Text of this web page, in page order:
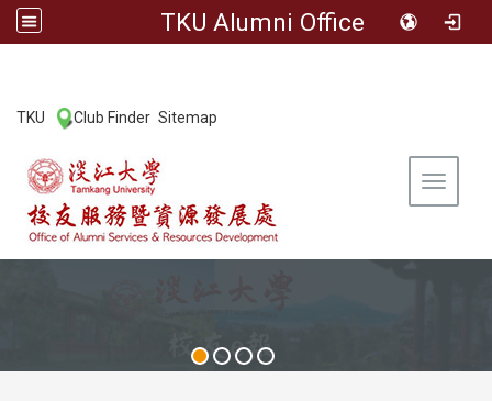
TKU Alumni Office
TKU Club Finder Sitemap
Toggle